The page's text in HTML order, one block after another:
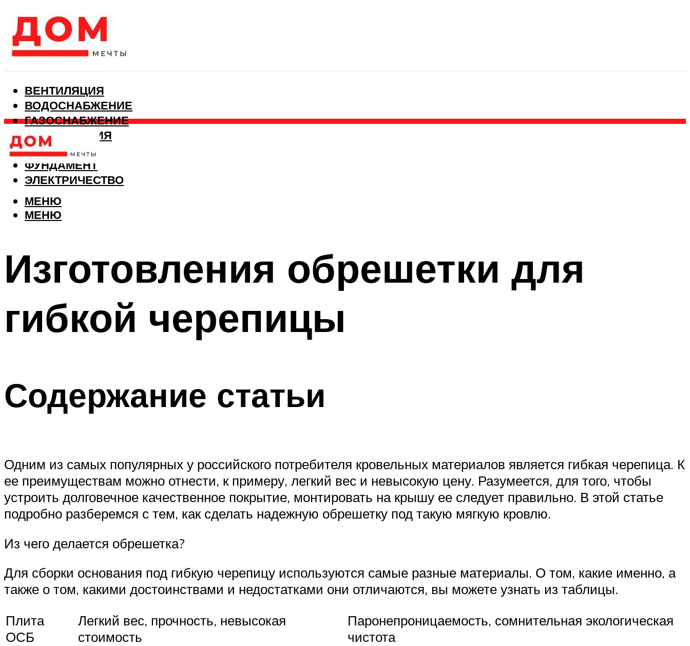
ВЕНТИЛЯЦИЯ
ВОДОСНАБЖЕНИЕ
ГАЗОСНАБЖЕНИЕ
КАНАЛИЗАЦИЯ
ОТОПЛЕНИЕ
ФУНДАМЕНТ
ЭЛЕКТРИЧЕСТВО
МЕНЮ
МЕНЮ
Изготовления обрешетки для
гибкой черепицы
Содержание статьи
Одним из самых популярных у российского потребителя кровельных материалов является гибкая черепица. К
ее преимуществам можно отнести, к примеру, легкий вес и невысокую цену. Разумеется, для того, чтобы
устроить долговечное качественное покрытие, монтировать на крышу ее следует правильно. В этой статье
подробно разберемся с тем, как сделать надежную обрешетку под такую мягкую кровлю.
Из чего делается обрешетка?
Для сборки основания под гибкую черепицу используются самые разные материалы. О том, какие именно, а
также о том, какими достоинствами и недостатками они отличаются, вы можете узнать из таблицы.
Плита
ОСБ
Легкий вес, прочность, невысокая
стоимость
Паронепроницаемость, сомнительная экологическая
чистота